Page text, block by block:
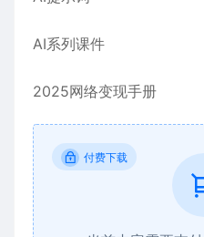
AI系列课件
2025网络变现手册
付费下载